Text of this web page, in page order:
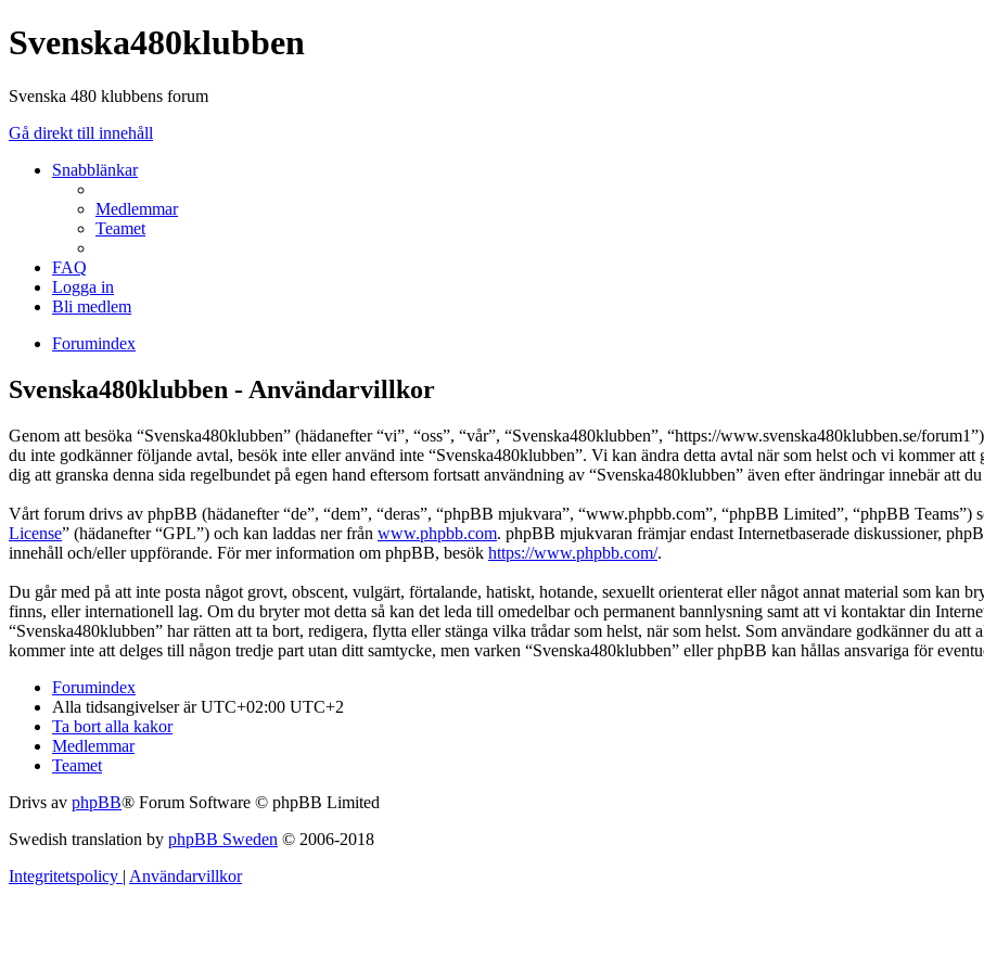
Svenska480klubben
Svenska 480 klubbens forum
Gå direkt till innehåll
Snabblänkar
Medlemmar
Teamet
FAQ
Logga in
Bli medlem
Forumindex
Svenska480klubben - Användarvillkor
Genom att besöka “Svenska480klubben” (hädanefter “vi”, “oss”, “vår”, “Svenska480klubben”, “https://www.svenska480klubben.se/
du inte godkänner följande avtal, besök inte eller använd inte “Svenska480klubben”. Vi kan ändra detta avtal när som helst och vi kommer
dig att granska denna sida regelbundet på egen hand eftersom fortsatt användning av “Svenska480klubben” även efter ändringar innebär att
Vårt forum drivs av phpBB (hädanefter “de”, “dem”, “deras”, “phpBB mjukvara”, “www.phpbb.com”, “phpBB Limited”, “phpBB Teams”)
License” (hädanefter “GPL”) och kan laddas ner från www.phpbb.com. phpBB mjukvaran främjar endast Internetbaserade diskussioner,
innehåll och/eller uppförande. För mer information om phpBB, besök https://www.phpbb.com/.
Du går med på att inte posta något grovt, obscent, vulgärt, förtalande, hatiskt, hotande, sexuellt orienterat eller något annat material som kan
finns, eller internationell lag. Om du bryter mot detta så kan det leda till omedelbar och permanent bannlysning samt att vi kontaktar din
“Svenska480klubben” har rätten att ta bort, redigera, flytta eller stänga vilka trådar som helst, när som helst. Som användare godkänner du
kommer inte att delges till någon tredje part utan ditt samtycke, men varken “Svenska480klubben” eller phpBB kan hållas ansvariga för
Forumindex
Alla tidsangivelser är UTC+02:00 UTC+2
Ta bort alla kakor
Medlemmar
Teamet
Drivs av phpBB® Forum Software © phpBB Limited
Swedish translation by phpBB Sweden © 2006-2018
Integritetspolicy | Användarvillkor